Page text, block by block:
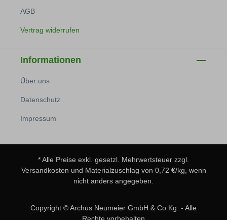
AGB
Vertrag widerrufen
Informationen
Über uns
Datenschutz
Impressum
* Alle Preise exkl. gesetzl. Mehrwertsteuer zzgl.
Versandkosten und Materialzuschlag von 0,72 €/kg, wenn
nicht anders angegeben.
Copyright © Archus Neumeier GmbH & Co Kg. - Alle